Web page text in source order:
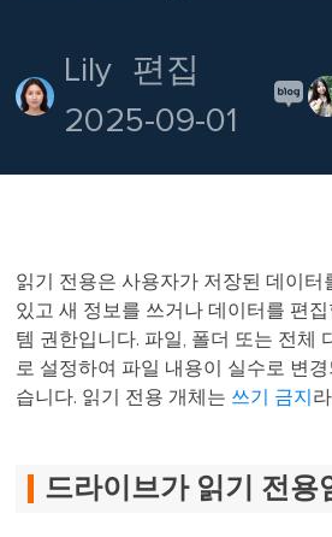
Lily
편집
2025-09-01
읽기 전용은 사용자가 저장된 데이터
있고 새 정보를 쓰거나 데이터를 편
템 권한입니다. 파일, 폴더 또는 전체
로 설정하여 파일 내용이 실수로 변
습니다. 읽기 전용 개체는 쓰기 금지
드라이브가 읽기 전용